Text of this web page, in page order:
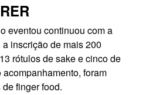
eventou continuou com a
inscrição de mais 200
rótulos de sake e cinco de
foram
finger food.